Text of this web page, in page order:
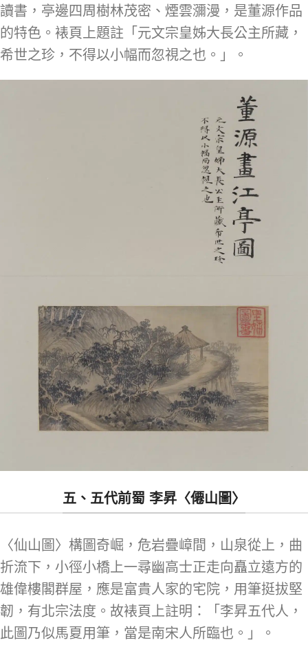
讀書，亭邊四周樹林茂密、煙雲瀰漫，是董源作品
的特色。裱頁上題註「元文宗皇姊大長公主所藏，
希世之珍，不得以小幅而忽視之也。」。
五、五代前蜀 李昇〈僊山圖〉
〈仙山圖〉構圖奇崛，危岩疊嶂間，山泉從上，曲
折流下，小徑小橋上一尋幽高士正走向矗立遠方的
雄偉樓閣群屋，應是富貴人家的宅院，用筆挺拔堅
韌，有北宗法度。故裱頁上註明：「李昇五代人，
此圖乃似馬夏用筆，當是南宋人所臨也。」。